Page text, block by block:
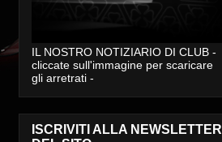
IL NOSTRO NOTIZIARIO DI CLUB -
cliccate sull'immagine per scaricare
gli arretrati -
ISCRIVITI ALLA NEWSLETTER